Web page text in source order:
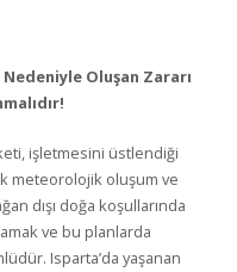
Oluşan Zararı
işletmesini üstlendiği
meteorolojik oluşum ve
dışı doğa koşullarında
ve bu planlarda
Isparta’da yaşanan